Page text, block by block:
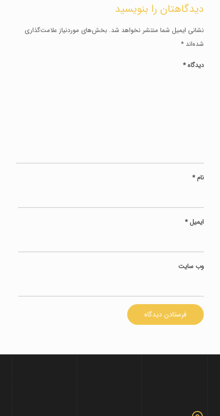
دیدگاهتان را بنویسید
نشانی ایمیل شما منتشر نخواهد شد. بخش‌های موردنیاز علامت‌گذاری
شده‌اند *
دیدگاه*
نام*
ایمیل*
وب‌ سایت